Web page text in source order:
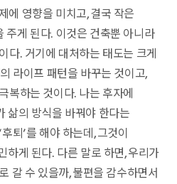
에 영향을 미치고, 결국 작은
주게 된다. 이것은 건축뿐 아니라
다. 거기에 대처하는 태도는 크게
라이프 패턴을 바꾸는 것이고,
복하는 것이다. 나는 후자에
삶의 방식을 바꿔야 한다는
퇴’를 해야 하는데, 그것이
하게 된다. 다른 말로 하면, 우리가
갈 수 있을까, 불편을 감수하면서